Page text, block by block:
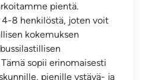
pientä.
8 henkilöstä, joten voit
kokemuksen
sopii erinomaisesti
pienille ystävä- ja